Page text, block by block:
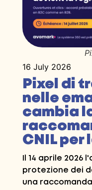
16 July 2026
Pixel di
nelle
cambia
CNIL
Il 14 aprile
protezione dei
una